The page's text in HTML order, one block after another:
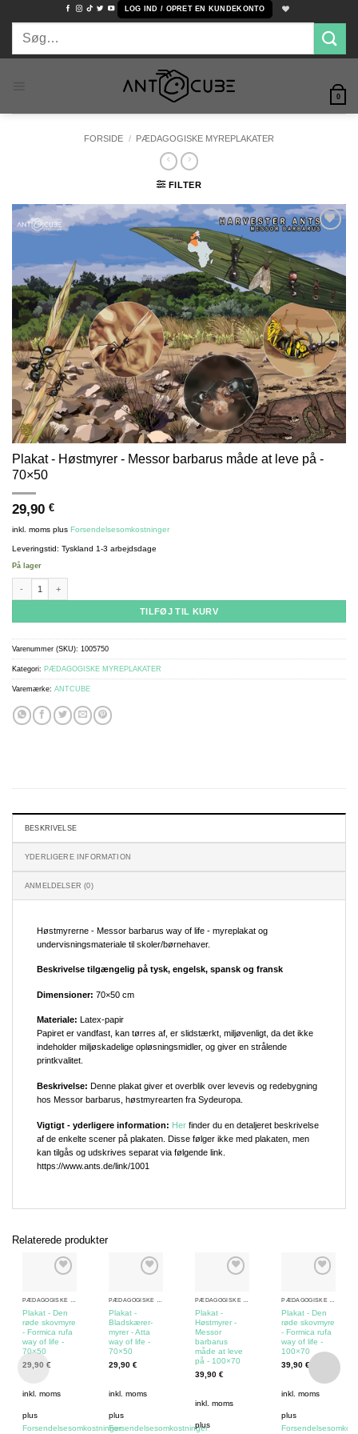
indhold
LOG IND / OPRET EN KUNDEKONTO
Søg
0
FORSIDE / PÆDAGOGISKE MYREPLAKATER
FILTER
Plakat - Høstmyrer - Messor barbarus måde at leve på -
70×50
29,90 €
inkl. moms plus Forsendelsesomkostninger
Leveringstid: Tyskland 1-3 arbejdsdage
På lager
TILFØJ TIL KURV
Varenummer (SKU): 1005750
Kategori: PÆDAGOGISKE MYREPLAKATER
Varemærke: ANTCUBE
BESKRIVELSE
YDERLIGERE INFORMATION
ANMELDELSER (0)
Høstmyrerne - Messor barbarus way of life - myreplakat og
undervisningsmateriale til skoler/børnehaver.
Beskrivelse tilgængelig på tysk, engelsk, spansk og fransk
Dimensioner: 70×50 cm
Materiale: Latex-papir
Papiret er vandfast, kan tørres af, er slidstærkt, miljøvenligt, da det ikke
indeholder miljøskadelige opløsningsmidler, og giver en strålende
printkvalitet.
Beskrivelse: Denne plakat giver et overblik over levevis og redebygning
hos Messor barbarus, høstmyrearten fra Sydeuropa.
Vigtigt - yderligere information: Her finder du en detaljeret beskrivelse
af de enkelte scener på plakaten. Disse følger ikke med plakaten, men
kan tilgås og udskrives separat via følgende link.
https://www.ants.de/link/1001
Relaterede produkter
PÆDAGOGISKE MYREPLAKATER
Plakat - Den
røde skovmyre
- Formica rufa
way of life -
70×50
29,90 €
inkl. moms
plus
Forsendelsesomkostninger
PÆDAGOGISKE MYREPLAKATER
Plakat -
Bladskærer-
myrer - Atta
way of life -
70×50
29,90 €
inkl. moms
plus
Forsendelsesomkostninger
PÆDAGOGISKE MYREPLAKATER
Plakat -
Høstmyrer -
Messor
barbarus
måde at leve
på - 100×70
39,90 €
inkl. moms
plus
PÆDAGOGISKE MYREPLAKATER
Plakat - Den
røde skovmyre
- Formica rufa
way of life -
100×70
39,90€
inkl. moms
plus